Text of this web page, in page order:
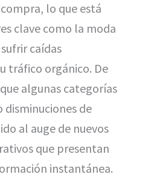
lo que está
clave como la moda
caídas
tráfico orgánico. De
algunas categorías
de
al auge de nuevos
que presentan
instantánea.